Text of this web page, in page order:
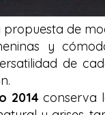
propuesta de
y
de
2014 conserva